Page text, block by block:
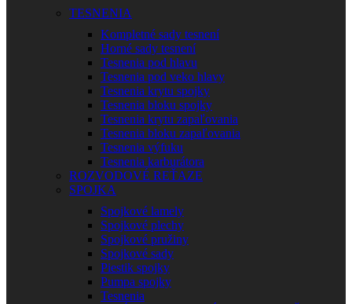
TESNENIA
Kompletné sady tesnení
Horné sady tesnení
Tesnenia pod hlavu
Tesnenia pod veko hlavy
Tesnenia krytu spojky
Tesnenia bloku spojky
Tesnenia krytu zapaľovania
Tesnenia bloku zapaľovania
Tesnenia výfuku
Tesnenia karburátora
ROZVODOVÉ REŤAZE
SPOJKA
Spojkové lamely
Spojkové plechy
Spojkové pružiny
Spojkové sady
Piestik spojky
Pumpa spojky
Tesnenia